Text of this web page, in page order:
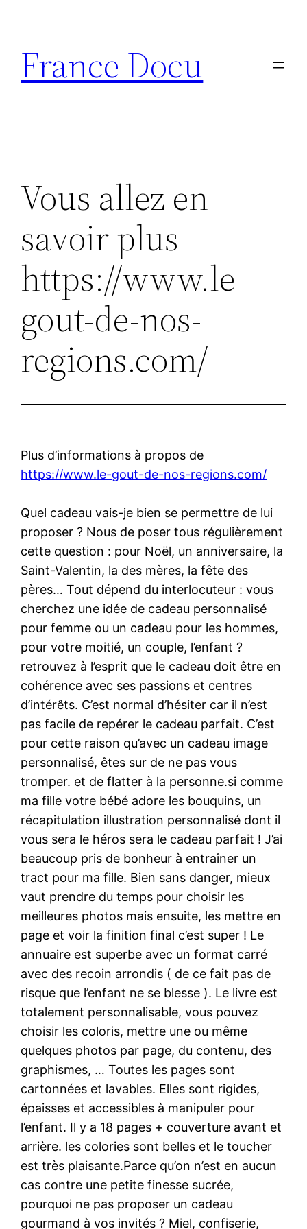
contenu
France Docu
Vous allez en
savoir plus
https://www.le-
gout-de-nos-
regions.com/
Plus d’informations à propos de
https://www.le-gout-de-nos-regions.com/
Quel cadeau vais-je bien se permettre de lui
proposer ? Nous de poser tous régulièrement
cette question : pour Noël, un anniversaire, la
Saint-Valentin, la des mères, la fête des
pères… Tout dépend du interlocuteur : vous
cherchez une idée de cadeau personnalisé
pour femme ou un cadeau pour les hommes,
pour votre moitié, un couple, l’enfant ?
retrouvez à l’esprit que le cadeau doit être en
cohérence avec ses passions et centres
d’intérêts. C’est normal d’hésiter car il n’est
pas facile de repérer le cadeau parfait. C’est
pour cette raison qu’avec un cadeau image
personnalisé, êtes sur de ne pas vous
tromper. et de flatter à la personne.si comme
ma fille votre bébé adore les bouquins, un
récapitulation illustration personnalisé dont il
vous sera le héros sera le cadeau parfait ! J’ai
beaucoup pris de bonheur à entraîner un
tract pour ma fille. Bien sans danger, mieux
vaut prendre du temps pour choisir les
meilleures photos mais ensuite, les mettre en
page et voir la finition final c’est super ! Le
annuaire est superbe avec un format carré
avec des recoin arrondis ( de ce fait pas de
risque que l’enfant ne se blesse ). Le livre est
totalement personnalisable, vous pouvez
choisir les coloris, mettre une ou même
quelques photos par page, du contenu, des
graphismes, … Toutes les pages sont
cartonnées et lavables. Elles sont rigides,
épaisses et accessibles à manipuler pour
l’enfant. Il y a 18 pages + couverture avant et
arrière. les colories sont belles et le toucher
est très plaisante.Parce qu’on n’est en aucun
cas contre une petite finesse sucrée,
pourquoi ne pas proposer un cadeau
gourmand à vos invités ? Miel, confiserie,